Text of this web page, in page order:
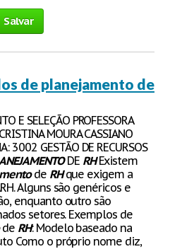
Salvar
de planejamento de
E SELEÇÃO PROFESSORA
MOURA CASSIANO
3002 GESTÃO DE RECURSOS
DE RHExistem
de RHque exigem a
Alguns são genéricos e
enquanto outro são
setores. Exemplos de
de RH: Modelo baseado na
Como o próprio nome diz,